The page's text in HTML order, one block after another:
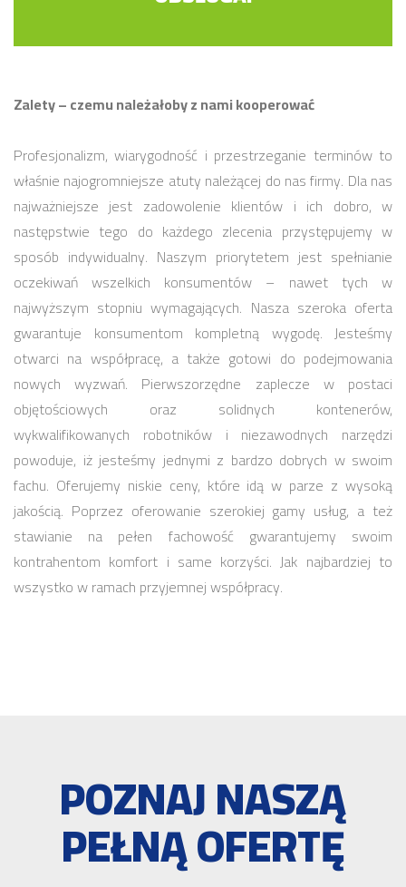
Zalety – czemu należałoby z nami kooperować
Profesjonalizm, wiarygodność i przestrzeganie terminów to
właśnie najogromniejsze atuty należącej do nas firmy. Dla nas
najważniejsze jest zadowolenie klientów i ich dobro, w
następstwie tego do każdego zlecenia przystępujemy w
sposób indywidualny. Naszym priorytetem jest spełnianie
oczekiwań wszelkich konsumentów – nawet tych w
najwyższym stopniu wymagających. Nasza szeroka oferta
gwarantuje konsumentom kompletną wygodę. Jesteśmy
otwarci na współpracę, a także gotowi do podejmowania
nowych wyzwań. Pierwszorzędne zaplecze w postaci
objętościowych oraz solidnych kontenerów,
wykwalifikowanych robotników i niezawodnych narzędzi
powoduje, iż jesteśmy jednymi z bardzo dobrych w swoim
fachu. Oferujemy niskie ceny, które idą w parze z wysoką
jakością. Poprzez oferowanie szerokiej gamy usług, a też
stawianie na pełen fachowość gwarantujemy swoim
kontrahentom komfort i same korzyści. Jak najbardziej to
wszystko w ramach przyjemnej współpracy.
POZNAJ NASZĄ
PEŁNĄ OFERTĘ